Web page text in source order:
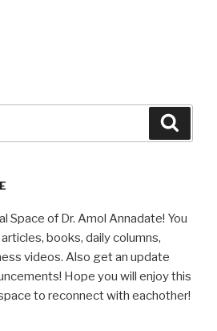
Space of Dr. Amol Annadate! You
books, daily columns,
videos. Also get an update
Hope you will enjoy this
to reconnect with eachother!